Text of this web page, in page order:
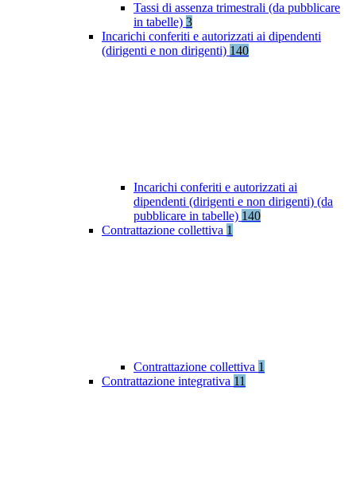
Tassi di assenza trimestrali (da pubblicare
in tabelle) 3
Incarichi conferiti e autorizzati ai dipendenti
(dirigenti e non dirigenti) 140
Incarichi conferiti e autorizzati ai
dipendenti (dirigenti e non dirigenti) (da
pubblicare in tabelle) 140
Contrattazione collettiva 1
Contrattazione collettiva 1
Contrattazione integrativa 11